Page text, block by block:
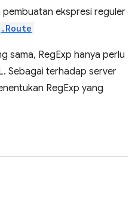
pembuatan ekspresi reguler
sama, RegExp hanya perlu
Sebagai terhadap server
RegExp yang